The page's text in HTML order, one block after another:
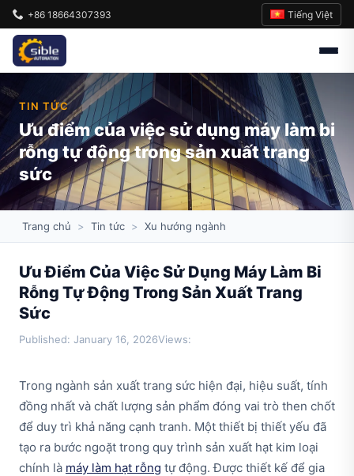
+86 18664307393 Tiếng Việt
TIN TỨC
Ưu điểm của việc sử dụng máy làm bi
rỗng tự động trong sản xuất trang
sức
Trang chủ > Tin tức > Xu hướng ngành
Ưu Điểm Của Việc Sử Dụng Máy Làm Bi
Rỗng Tự Động Trong Sản Xuất Trang
Sức
Published: January 16, 2026Views:
Trong ngành sản xuất trang sức hiện đại, hiệu suất, tính
đồng nhất và chất lượng sản phẩm đóng vai trò then chốt
để duy trì khả năng cạnh tranh. Một thiết bị thiết yếu đã
tạo ra bước ngoặt trong quy trình sản xuất hạt kim loại
chính là máy làm hạt rỗng tự động. Được thiết kế để gia